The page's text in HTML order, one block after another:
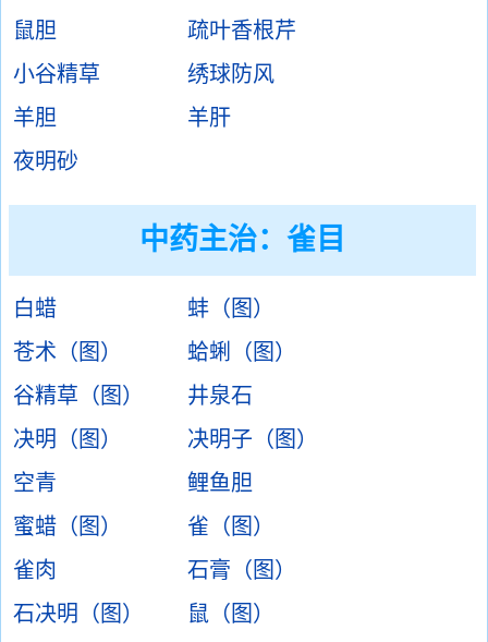
鼠胆
疏叶香根芹
小谷精草
绣球防风
羊胆
羊肝
夜明砂
中药主治： 雀目
白蜡
蚌（图）
苍术（图）
蛤蜊（图）
谷精草（图）
井泉石
决明（图）
决明子（图）
空青
鲤鱼胆
蜜蜡（图）
雀（图）
雀肉
石膏（图）
石决明（图）
鼠（图）